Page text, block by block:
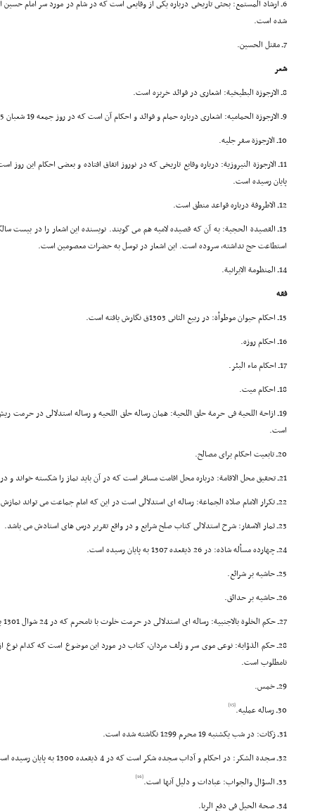
شده است.
7ـ مقتل الحسین.
شعر
8ـ الارجوزة البطیخیة: اشعارى در فوائد خربزه است.
9ـ الارجوزة الحمامیه: اشعارى درباره حمام و فوائد و احکام آن است که در روز جمعه 19 شعبان 1285 در سامراء به پایان رسیده است.
10ـ الارجوزة سفر جلیه.
پایان رسیده است.
12ـ الاطروفة درباره قواعد منطق است.
13ـ القصیدة الحجیة: به آن که قصیده لامیه هم مى گویند. نویسنده این اشعار را در بیست
استطاعت حج نداشته، سروده است. این اشعار در توسل به حضرات معصومین است.
14ـ المنظومة الایرانیة.
فقه
15ـ احکام حیوان موطوأة: در ربیع الثانى 1303ق نگارش یافته است.
16ـ احکام روزه.
17ـ احکام ماء البئر.
18ـ احکام میت.
است.
20ـ تابعیت احکام براى مصالح.
21ـ تحقیق محل الاقامة: درباره محل اقامت مسافر است که در آن باید نماز را شکسته خواند و در سال 1308 در کرمانشاه نوشته شده است.
22ـ تکرار الامام صلاة الجماعة: رساله اى استدلالى است در این که امام جماعت مى تواند نمازش را تکرار کند.
23ـ ثمار الاسفار: شرح استدلالى کتاب صلح شرایع و در واقع تقریر درس هاى استادش مى باشد.
24ـ چهارده مسأله شاذه: در 26 ذیقعده 1307 به پایان رسیده است.
25ـ حاشیه بر شرائع.
26ـ حاشیه بر حدائق.
27ـ حکم الخلوة بالاجنبیة: رساله اى استدلالى در حرمت خلوت با نامحرم که در 24 شوال 1301 به پایان رسیده است.
28ـ حکم الذؤابة: نوعى موى سر و زلف مردان، کتاب در مورد این موضوع است که کدام
نامطلوب است.
29ـ خمس.
30ـ رساله عملیه.
[15]
31ـ زکات: در شب یکشنبه 19 محرم 1299 نگاشته شده است.
32ـ سجدة الشکر: در احکام و آداب سجده شکر است که در 4 ذیقعده 1300 به پایان رسیده است.
33ـ السؤال والجواب: عبادات و دلیل آنها است.
[16]
34ـ صحة الحیل فى دفع الربا.